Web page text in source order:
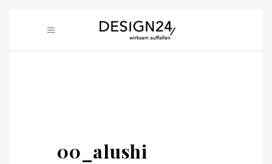
00_alushi